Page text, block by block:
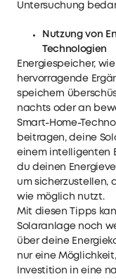
Untersuchung
Nutzung von
Technologien
Energiespeicher,
hervorragende
speichern
nachts oder an
Smart-Home-
beitragen, deine
einem intelligenten
du deinen
um sicherzustellen,
wie möglich nutzt.
Mit diesen Tipps
Solaranlage noch
über deine
nur eine
Investition in eine